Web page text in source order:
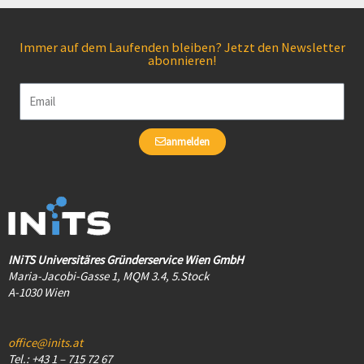
Immer auf dem Laufenden bleiben? Jetzt den Newsletter
abonnieren!
Email
anmelden
INiTS Universitäres Gründerservice Wien GmbH
Maria-Jacobi-Gasse 1, MQM 3.4, 5.Stock
A-1030 Wien
office@inits.at
Tel.: +43 1 – 715 72 67